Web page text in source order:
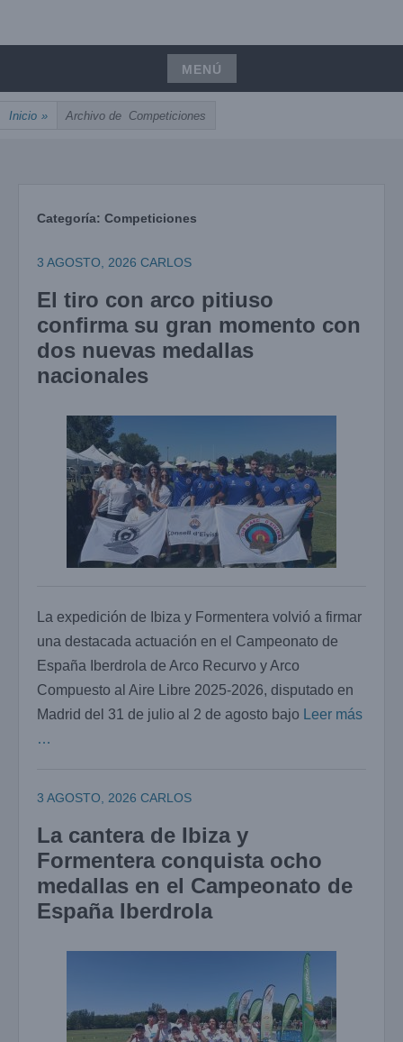
ARCOIBIZA
MENÚ
Saltar
al
Inicio » Archivo de Competiciones
Categoría: Competiciones
3 AGOSTO, 2026 CARLOS
El tiro con arco pitiuso
confirma su gran momento con
dos nuevas medallas
nacionales
La expedición de Ibiza y Formentera volvió a firmar
una destacada actuación en el Campeonato de
España Iberdrola de Arco Recurvo y Arco
Compuesto al Aire Libre 2025-2026, disputado en
Madrid del 31 de julio al 2 de agosto bajo
Leer más
…
3 AGOSTO, 2026 CARLOS
La cantera de Ibiza y
Formentera conquista ocho
medallas en el Campeonato de
España Iberdrola